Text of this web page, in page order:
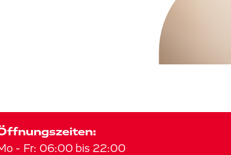
- Fr: 06:00 bis 22:00